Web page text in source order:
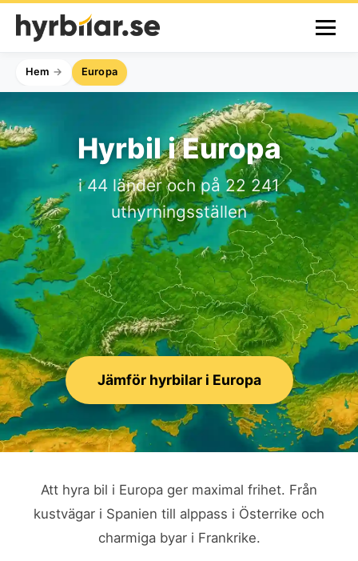
Hem Europa
Hyrbil i Europa
i 44 länder och på 22 241
uthyrningsställen
Jämför hyrbilar i Europa
Att hyra bil i Europa ger maximal frihet. Från
kustvägar i Spanien till alppass i Österrike och
charmiga byar i Frankrike.